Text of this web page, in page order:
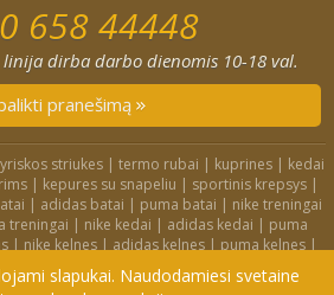
658 44448
dirba darbo dienomis 10-18 val.
pranešimą
striukes| termo rubai | kuprines| kedai
| kepures su snapeliu | sportinis krepsys |
| adidas batai | puma batai | nike treningai
treningai | nike kedai | adidas kedai | puma
| nike kelnes| adidas kelnes| puma kelnes|
nike treningai moterims
|nike dzemperiai|nike tampres
slapukai. Naudodamiesi svetaine